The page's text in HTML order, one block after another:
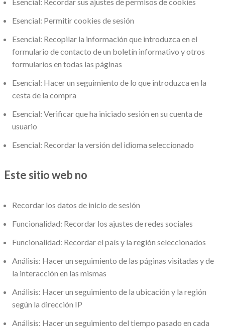
Esencial: Permitir cookies de sesión
Esencial: Recopilar la información que introduzca en el
formulario de contacto de un boletín informativo y otros
formularios en todas las páginas
Esencial: Hacer un seguimiento de lo que introduzca en la
cesta de la compra
Esencial: Verificar que ha iniciado sesión en su cuenta de
usuario
Esencial: Recordar la versión del idioma seleccionado
Este sitio web no
Recordar los datos de inicio de sesión
Funcionalidad: Recordar los ajustes de redes sociales
Funcionalidad: Recordar el país y la región seleccionados
Análisis: Hacer un seguimiento de las páginas visitadas y de
la interacción en las mismas
Análisis: Hacer un seguimiento de la ubicación y la región
según la dirección IP
Análisis: Hacer un seguimiento del tiempo pasado en cada